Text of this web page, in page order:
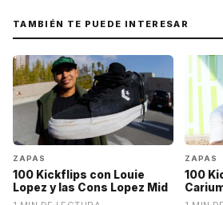
TAMBIÉN TE PUEDE INTERESAR
ZAPAS
100 Kickflips con Louie
Lopez y las Cons Lopez Mid
ZAPAS
100